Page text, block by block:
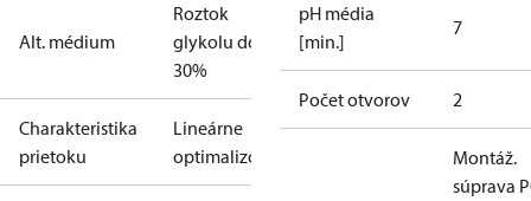
Alt. médium
Roztok
glykolu do
30%
Charakteristika
prietoku
Lineárne
optimalizovaná
pH média
[min.]
7
Počet otvorov 2
Montáž.
súprava